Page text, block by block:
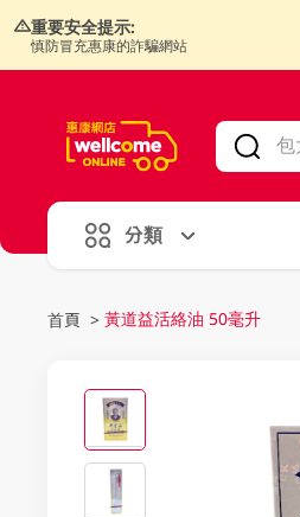
重要安全提示:
慎防冒充惠康的詐騙網站
分類
首頁 > 黃道益活絡油 50毫升